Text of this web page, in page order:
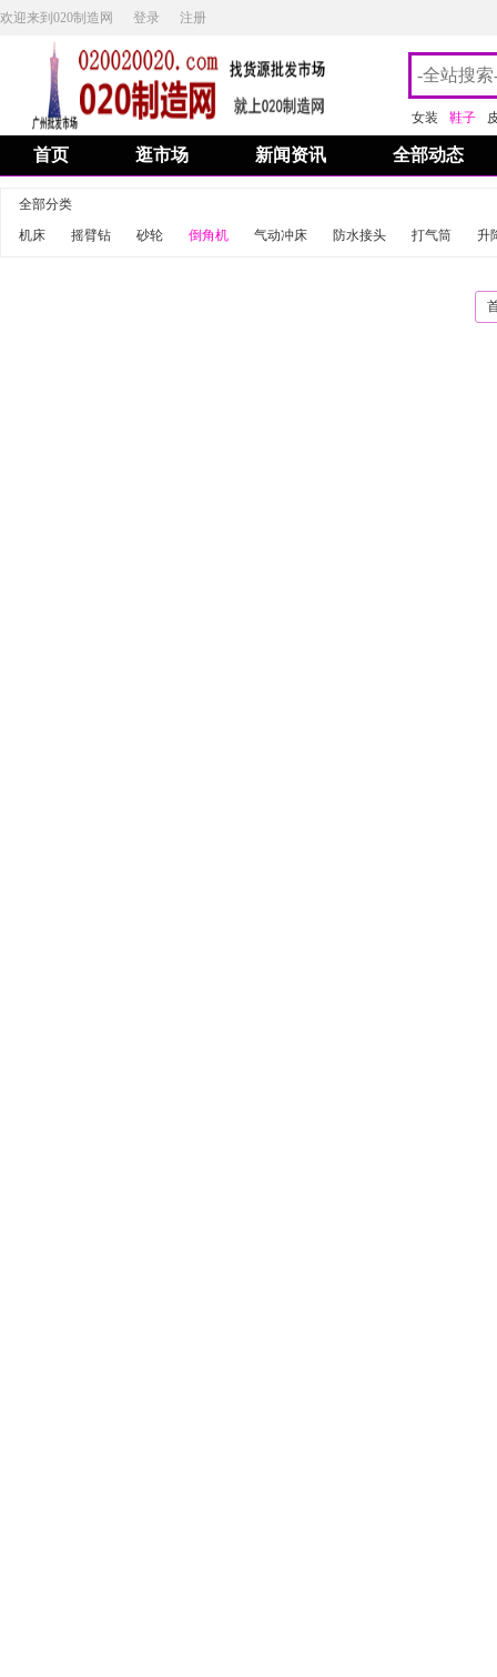
欢迎来到020制造网 登录 注册
女装 鞋子
首页 逛市场 新闻资讯 全部动态
全部分类
机床
摇臂钻 砂轮 倒角机 气动冲床 防水接头 打气筒 升